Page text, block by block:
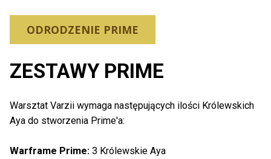
ODRODZENIE PRIME
ZESTAWY PRIME
Warsztat Varzii wymaga następujących ilości Królewskich
Aya do stworzenia Prime'a:
Warframe Prime: 3 Królewskie Aya